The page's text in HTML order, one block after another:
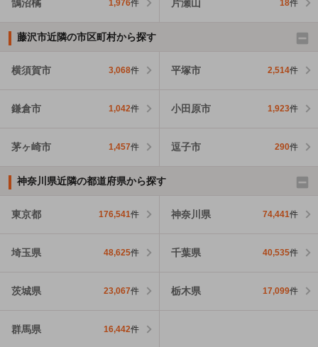
鵠沼橘 1,976件 片瀬山 18件
藤沢市近隣の市区町村から探す
横須賀市 3,068件 平塚市 2,514件
鎌倉市 1,042件 小田原市 1,923件
茅ヶ崎市 1,457件 逗子市 290件
神奈川県近隣の都道府県から探す
東京都 176,541件 神奈川県 74,441件
埼玉県 48,625件 千葉県 40,535件
茨城県 23,067件 栃木県 17,099件
群馬県 16,442件